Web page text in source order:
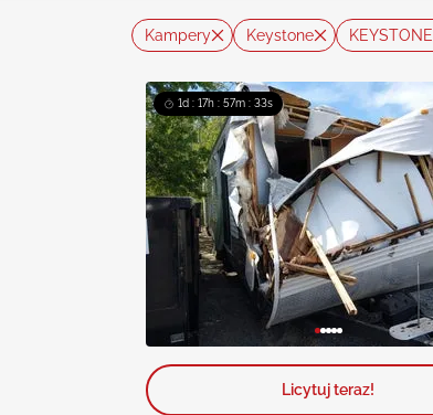
Kampery Keystone KEYSTONE
1d : 17h : 57m : 32s
Licytuj teraz!